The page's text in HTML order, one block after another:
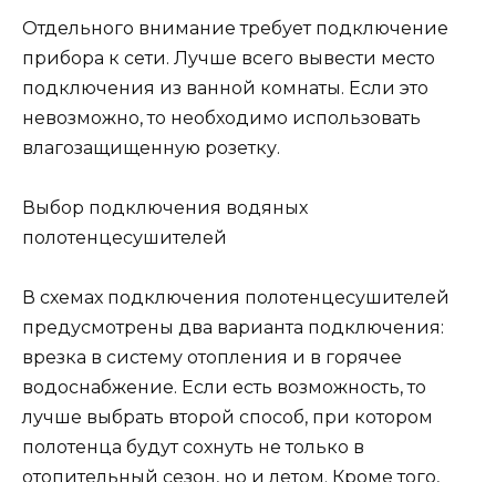
Отдельного внимание требует подключение
прибора к сети. Лучше всего вывести место
подключения из ванной комнаты. Если это
невозможно, то необходимо использовать
влагозащищенную розетку.
Выбор подключения водяных
полотенцесушителей
В схемах подключения полотенцесушителей
предусмотрены два варианта подключения:
врезка в систему отопления и в горячее
водоснабжение. Если есть возможность, то
лучше выбрать второй способ, при котором
полотенца будут сохнуть не только в
отопительный сезон, но и летом. Кроме того,